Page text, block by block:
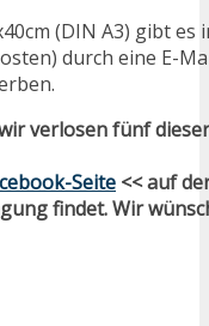
(DIN A3) gibt
durch eine E-
verlosen fünf
Seite << auf
findet. Wir